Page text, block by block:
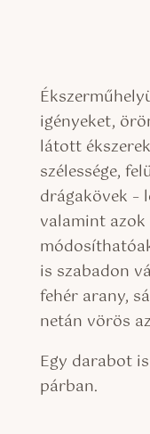
igényeket,
látott
szélessége,
drágakövek –
valamint
is szabadon
fehér arany,
netán vörös
Egy darabot
párban.